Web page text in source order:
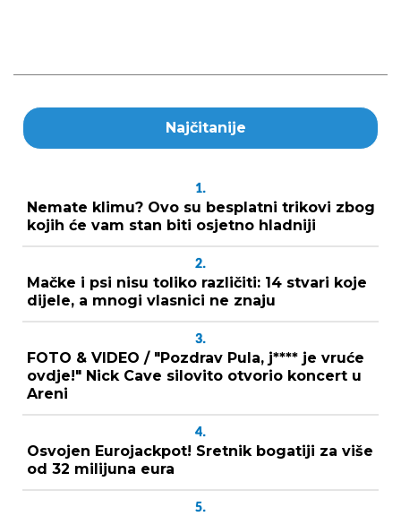
Najčitanije
1.
Nemate klimu? Ovo su besplatni trikovi zbog
kojih će vam stan biti osjetno hladniji
2.
Mačke i psi nisu toliko različiti: 14 stvari koje
dijele, a mnogi vlasnici ne znaju
3.
FOTO & VIDEO / "Pozdrav Pula, j**** je vruće
ovdje!" Nick Cave silovito otvorio koncert u
Areni
4.
Osvojen Eurojackpot! Sretnik bogatiji za više
od 32 milijuna eura
5.